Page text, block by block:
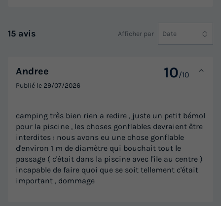
15 avis Afficher par Date
Andree 10/10
Publié le 29/07/2026
camping très bien rien a redire , juste un petit bémol
pour la piscine , les choses gonflables devraient être
interdites : nous avons eu une chose gonflable
d'environ 1 m de diamètre qui bouchait tout le
passage ( c'était dans la piscine avec l'ile au centre )
incapable de faire quoi que se soit tellement c'était
important , dommage